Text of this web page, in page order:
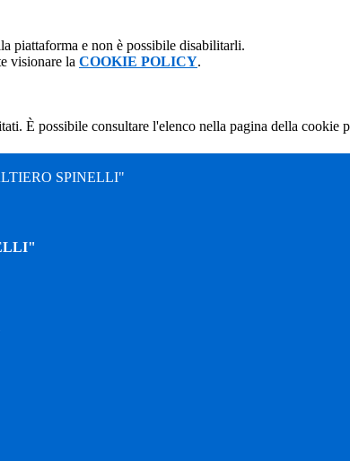
piattaforma e non è possibile disabilitarli.
visionare la COOKIE POLICY.
È possibile consultare l'elenco nella pagina della cookie
SPINELLI"